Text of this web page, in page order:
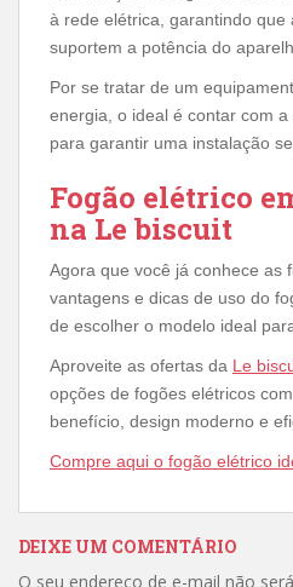
à rede elétrica, garantindo que
suportem a potência do
Por se tratar de um
energia, o ideal é contar com
para garantir uma instalação
Fogão elétrico
na Le biscuit
Agora que você já conhece as
vantagens e dicas de uso do
de escolher o modelo ideal
Aproveite as ofertas da Le
opções de fogões elétricos
benefício, design moderno e
Compre aqui o fogão elétrico
DEIXE UM COMENTÁRIO
O seu endereço de e-mail não